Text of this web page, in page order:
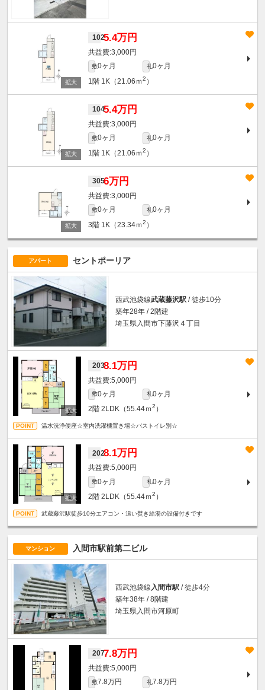
1025.4万円
3,000円
敷0ヶ月 礼0ヶ月
1階 1K（21.06ｍ2 ）
1045.4万円
3,000円
敷0ヶ月 礼0ヶ月
1階 1K（21.06ｍ2 ）
3056万円
3,000円
敷0ヶ月 礼0ヶ月
3階 1K（23.34ｍ2 ）
アパート セントポーリア
西武池袋線武蔵藤沢駅 / 徒歩10分
築年28年 / 2階建
埼玉県入間市下藤沢４丁目
2038.1万円
5,000円
敷0ヶ月 礼0ヶ月
2階 2LDK（55.44ｍ2 ）
温水洗浄便座☆室内洗濯機置き場☆バストイレ別☆
2028.1万円
5,000円
敷0ヶ月 礼0ヶ月
2階 2LDK（55.44ｍ2 ）
武蔵藤沢駅徒歩10分エアコン・追い焚き給湯の設備付きです
マンション 入間市駅前第二ビル
西武池袋線入間市駅 / 徒歩4分
築年38年 / 8階建
埼玉県入間市河原町
2077.8万円
5,000円
敷7.8万円 礼7.8万円